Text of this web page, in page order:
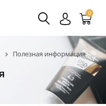
0
Полезная информация